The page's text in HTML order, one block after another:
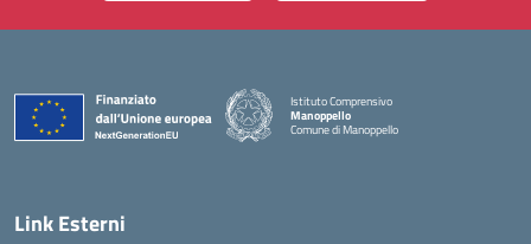
Istituto Comprensivo
Manoppello
Comune di Manoppello
— Visita la pagina iniziale della scuola
Link Esterni